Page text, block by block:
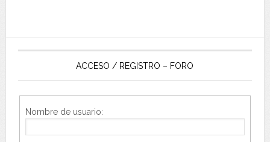
ACCESO / REGISTRO – FORO
Nombre de usuario: